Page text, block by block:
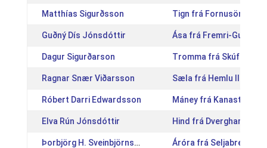
Matthías Sigurðsson Tign frá Fornusöndum
Guðný Dís Jónsdóttir Ása frá Fremri-Gufudal
Dagur Sigurðarson Tromma frá Skúfslæk
Ragnar Snær Viðarsson Sæla frá Hemlu II
Róbert Darri Edwardsson Máney frá Kanastöðum
Elva Rún Jónsdóttir Hind frá Dverghamri
Þorbjörg H. Sveinbjörnsdóttir Áróra frá Seljabrekku